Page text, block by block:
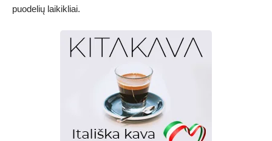
puodelių laikikliai.